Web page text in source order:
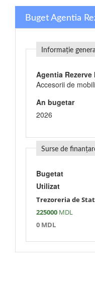
Buget Agentia
Informație
Agentia Rezerve
Accesorii de
An bugetar
2026
Surse de
Bugetat
Utilizat
Trezoreria de Stat
225000 MDL
0 MDL